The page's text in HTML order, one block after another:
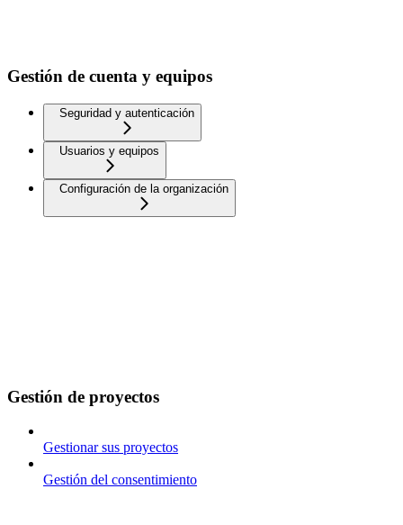
Gestión de cuenta y equipos
Seguridad y autenticación
Usuarios y equipos
Configuración de la organización
Gestión de proyectos
Gestionar sus proyectos
Gestión del consentimiento